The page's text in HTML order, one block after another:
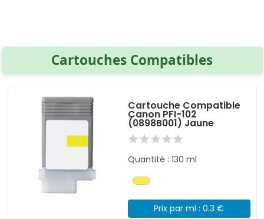
Cartouches Compatibles
Cartouche Compatible
Canon PFI-102
(0898B001) Jaune
Quantité : 130 ml
Prix par ml : 0.3 €